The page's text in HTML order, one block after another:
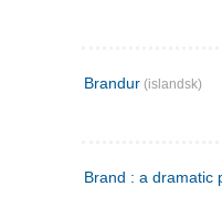
Brandur (islandsk)
Brand : a dramatic